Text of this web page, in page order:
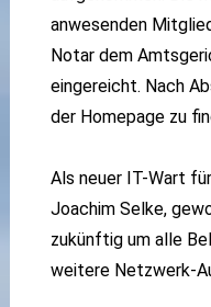
anwesenden
Notar dem
eingereicht. Nach
der Homepage zu
Als neuer IT-Wart
Joachim Selke,
zukünftig um alle
weitere Netzwerk-